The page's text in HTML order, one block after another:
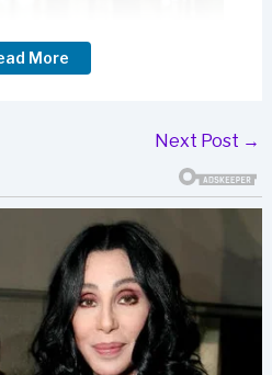
More
Next Post →